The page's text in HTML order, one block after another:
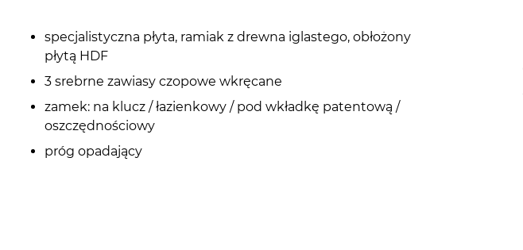
specjalistyczna płyta, ramiak z drewna iglastego, obłożony
płytą HDF
3 srebrne zawiasy czopowe wkręcane
zamek: na klucz / łazienkowy / pod wkładkę patentową /
oszczędnościowy
próg opadający